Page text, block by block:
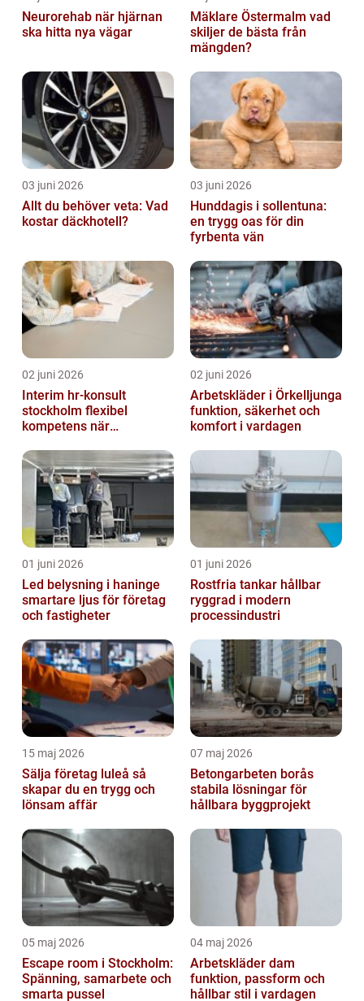
Neurorehab när hjärnan
ska hitta nya vägar
Mäklare Östermalm vad
skiljer de bästa från
mängden?
03 juni 2026
Allt du behöver veta: Vad
kostar däckhotell?
03 juni 2026
Hunddagis i sollentuna:
en trygg oas för din
fyrbenta vän
02 juni 2026
Interim hr-konsult
stockholm flexibel
kompetens när
02 juni 2026
Arbetskläder i Örkelljunga
funktion, säkerhet och
komfort i vardagen
01 juni 2026
Led belysning i haninge
smartare ljus för företag
och fastigheter
01 juni 2026
Rostfria tankar hållbar
ryggrad i modern
processindustri
15 maj 2026
Sälja företag luleå så
skapar du en trygg och
lönsam affär
07 maj 2026
Betongarbeten borås
stabila lösningar för
hållbara byggprojekt
05 maj 2026
Escape room i Stockholm:
Spänning, samarbete och
smarta pussel
04 maj 2026
Arbetskläder dam
funktion, passform och
hållbar stil i vardagen